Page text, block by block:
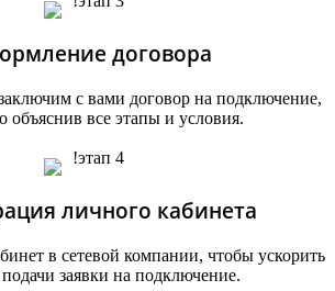
договора
с вами договор на подключение,
объяснив все этапы и условия.
личного кабинета
в сетевой компании, чтобы ускорить
заявки на подключение.